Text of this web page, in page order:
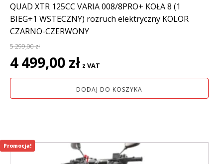
QUAD XTR 125CC VARIA 008/8PRO+ KOŁA 8 (1
BIEG+1 WSTECZNY) rozruch elektryczny KOLOR
CZARNO-CZERWONY
5 299,00zł
Pierwotna
cena
wynosiła:
4 499,00 zł cena
wynosi:
4
z VAT
DODAJ DO KOSZYKA
Promocja!